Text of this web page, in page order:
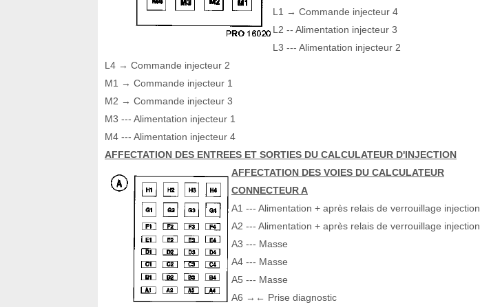
L1 → Commande injecteur 4
L2 -- Alimentation injecteur 3
L3 --- Alimentation injecteur 2
L4 → Commande injecteur 2
M1 → Commande injecteur 1
M2 → Commande injecteur 3
M3 --- Alimentation injecteur 1
M4 --- Alimentation injecteur 4
AFFECTATION DES ENTREES ET SORTIES DU CALCULATEUR D'INJECTION
AFFECTATION DES VOIES DU CALCULATEUR
CONNECTEUR A
A1 --- Alimentation + après relais de verrouillage injection
A2 --- Alimentation + après relais de verrouillage injection
A3 --- Masse
A4 --- Masse
A5 --- Masse
A6 →← Prise diagnostic